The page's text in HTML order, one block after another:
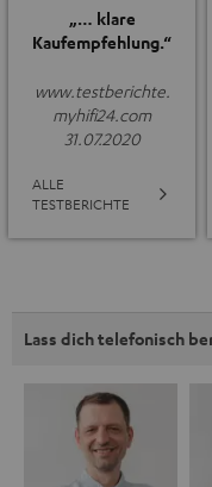
„… klare
Kaufempfehlung.“
www.testberichte.
myhifi24.com
31.07.2020
ALLE
TESTBERICHTE
Lass dich telefonisch